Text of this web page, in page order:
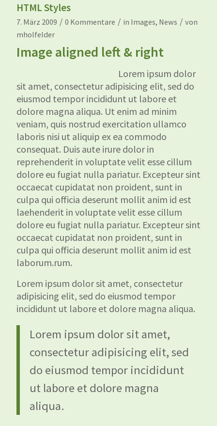
HTML Styles
7. März 2009 / 0 Kommentare / in Images, News / von
mholfelder
Image aligned left & right
Lorem ipsum dolor
sit amet, consectetur adipisicing elit, sed do
eiusmod tempor incididunt ut labore et
dolore magna aliqua. Ut enim ad minim
veniam, quis nostrud exercitation ullamco
laboris nisi ut aliquip ex ea commodo
consequat. Duis aute irure dolor in
reprehenderit in voluptate velit esse cillum
dolore eu fugiat nulla pariatur. Excepteur sint
occaecat cupidatat non proident, sunt in
culpa qui officia deserunt mollit anim id est
laehenderit in voluptate velit esse cillum
dolore eu fugiat nulla pariatur. Excepteur sint
occaecat cupidatat non proident, sunt in
culpa qui officia deserunt mollit anim id est
laborum.rum.
Lorem ipsum dolor sit amet, consectetur
adipisicing elit, sed do eiusmod tempor
incididunt ut labore et dolore magna aliqua.
Lorem ipsum dolor sit amet,
consectetur adipisicing elit, sed
do eiusmod tempor incididunt
ut labore et dolore magna
aliqua.